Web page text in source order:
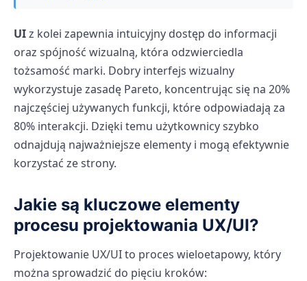
UIz kolei zapewnia intuicyjny dostęp do informacji
oraz spójność wizualną, która odzwierciedla
tożsamość marki. Dobry interfejs wizualny
wykorzystuje zasadę Pareto, koncentrując się na 20%
najczęściej używanych funkcji, które odpowiadają za
80% interakcji. Dzięki temu użytkownicy szybko
odnajdują najważniejsze elementy i mogą efektywnie
korzystać ze strony.
Jakie są kluczowe elementy
procesu projektowania UX/UI?
Projektowanie UX/UI to proces wieloetapowy, który
można sprowadzić do pięciu kroków: